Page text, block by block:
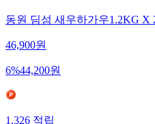
동원 딤섬 새우하가우1.2KG X
46,900원
6%44,200원
1,326 적립